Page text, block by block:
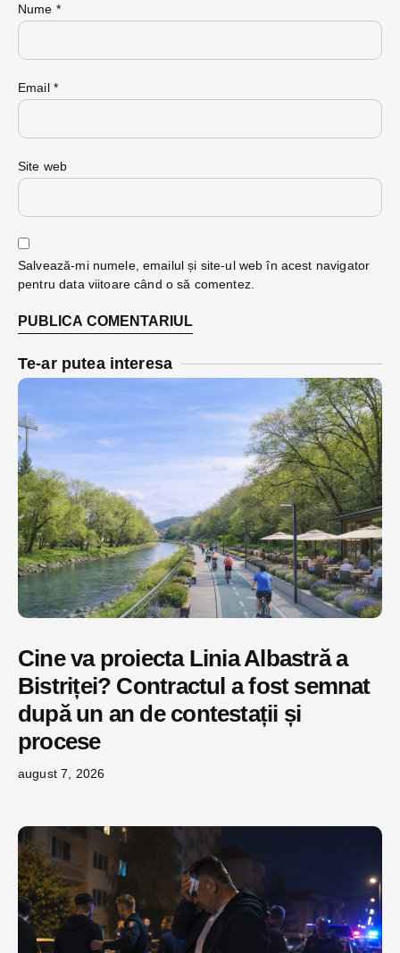
Nume *
Email *
Site web
Salvează-mi numele, emailul și site-ul web în acest navigator
pentru data viitoare când o să comentez.
Te-ar putea interesa
Cine va proiecta Linia Albastră a
Bistriței? Contractul a fost semnat
după un an de contestații și
procese
august 7, 2026